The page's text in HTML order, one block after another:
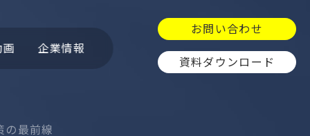
企業情報
お問い合わせ
資料ダウンロード
の最前線